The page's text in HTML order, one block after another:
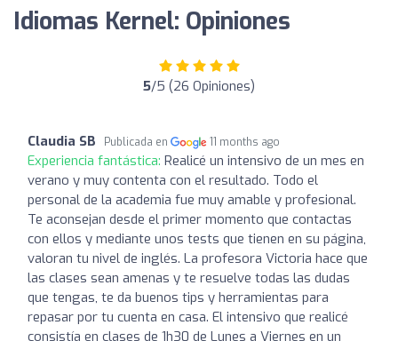
Idiomas Kernel: Opiniones
5/5 (26 Opiniones)
Claudia SB Publicada en 11 months ago
Experiencia fantástica: Realicé un intensivo de un mes en
verano y muy contenta con el resultado. Todo el
personal de la academia fue muy amable y profesional.
Te aconsejan desde el primer momento que contactas
con ellos y mediante unos tests que tienen en su página,
valoran tu nivel de inglés. La profesora Victoria hace que
las clases sean amenas y te resuelve todas las dudas
que tengas, te da buenos tips y herramientas para
repasar por tu cuenta en casa. El intensivo que realicé
consistía en clases de 1h30 de Lunes a Viernes en un